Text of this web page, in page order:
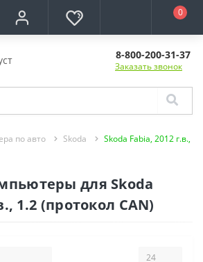
0
8-800-200-31-37
Заказать звонок
по авто Skoda
Skoda Fabia, 2012 г.в.,
для Skoda
1.2 (протокол CAN)